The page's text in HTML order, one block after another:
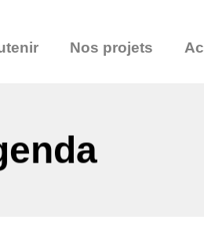
Nos projets